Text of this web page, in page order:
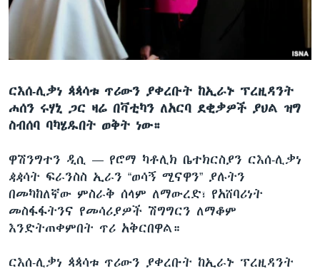
ቋንቋዎች
ርእሰ-ሊቃነ ጳጳሳቱ ጥሪውን ያቀረቡት ከኢራኑ ፕረዚዳንት
ሐሰን ሩሃኒ ጋር ዛሬ በቫቲካን ለአርባ ደቂቃዎች ያህል ዝግ
ስብሰባ ባካሄዱበት ወቅት ነው።
ዋሽንግተን ዲሲ — የሮማ ካቶሊክ ቤተክርስያን ርእሰ-ሊቃነ
ዻዻሳት ፍራንስስ ኢራን “ወሳኝ ሚናዋን” ያሉትን
በመካከለኛው ምስራቅ ሰላም ለማውረድ፣ የአሸባሪነት
መስፋፋትንና የመሳሪያዎች ሽግግርን ለማቆም
እንድትጠቀምበት ጥሪ አቅርበዋል።
ርእሰ-ሊቃነ ጳጳሳቱ ጥሪውን ያቀረቡት ከኢራኑ ፕረዚዳንት